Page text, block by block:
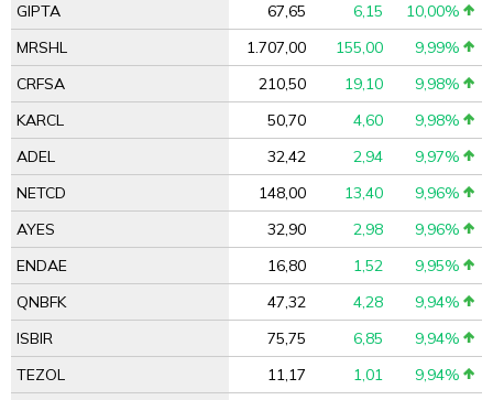
GIPTA
67,65 6,15
10,00%
MRSHL
1.707,00 155,00
9,99%
CRFSA
210,50 19,10
9,98%
KARCL
50,70 4,60
9,98%
ADEL
32,42 2,94
9,97%
NETCD
148,00 13,40
9,96%
AYES
32,90 2,98
9,96%
ENDAE
16,80 1,52
9,95%
QNBFK
47,32 4,28
9,94%
ISBIR
75,75 6,85
9,94%
TEZOL
11,17 1,01
9,94%